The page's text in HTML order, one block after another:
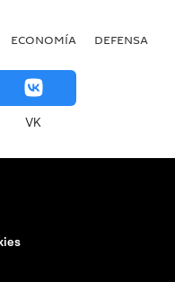
ECONOMÍA DEFENSA
VK